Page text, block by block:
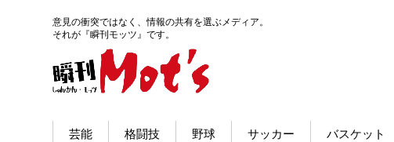
意見の衝突ではなく、情報の共有を選ぶメディア。
それが『瞬刊モッツ』です。
芸能 格闘技 野球 サッカー バスケット